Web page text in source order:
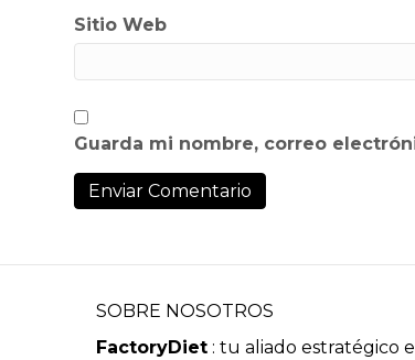
Sitio Web
Guarda mi nombre, correo
SOBRE NOSOTROS
FactoryDiet : tu aliado estratégico